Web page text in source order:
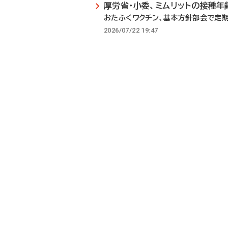
厚労省・小委、ミムリットの接種
おたふくワクチン、基本方針部会で定
2026/07/22 19:47